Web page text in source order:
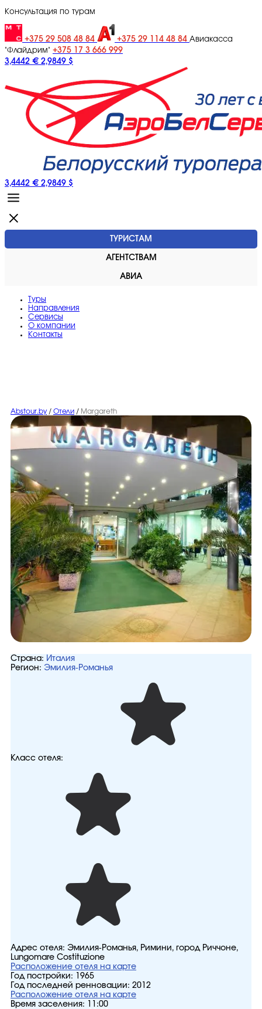
Консультация по турам
+375 29 508 48 84 +375 29 114 48 84 Авиакасса
"Флайдрим" +375 17 3 666 999
3,4442 € 2,9849 $
3,4442 € 2,9849 $
ТУРИСТАМ
АГЕНТСТВАМ
АВИА
Туры
Направления
Сервисы
O компании
Контакты
Abstour.by / Отели / Margareth
Страна: Италия
Регион: Эмилия-Романья
Класс отеля:
Адрес отеля: Эмилия-Романья, Римини, город Риччоне,
Lungomare Costituzione
Расположение отеля на карте
Год постройки:
1965
Год последней ренновации: 2012
Расположение отеля на карте
Время заселения:
11:00